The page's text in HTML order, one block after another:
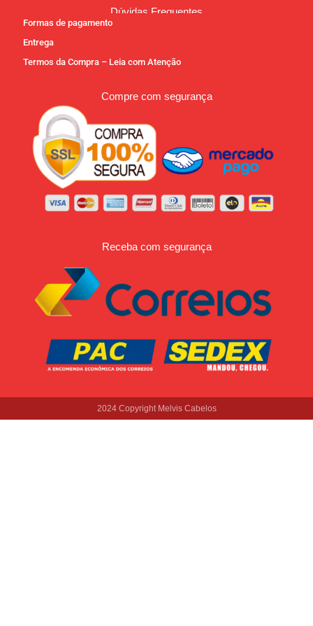
Dúvidas Frequentes
Formas de pagamento
Entrega
Termos da Compra – Leia com Atenção
Compre com segurança
Receba com segurança
2024 Copyright Melvis Cabelos